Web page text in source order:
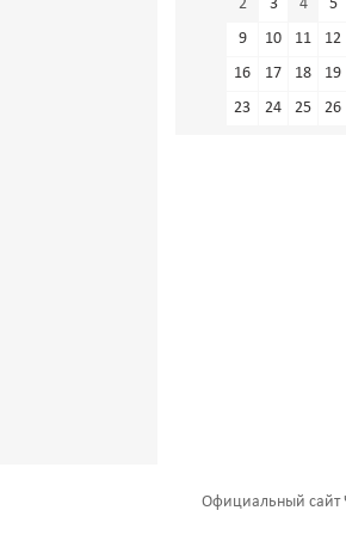
2 3 4 5
9
10 11 12
16
17 18 19
23
24 25 26
Официальный сайт